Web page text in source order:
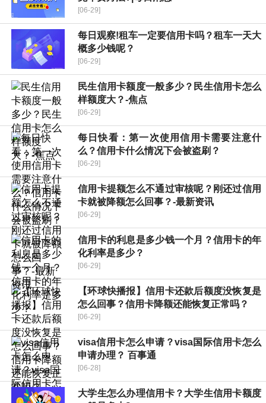
[06-29]
每日观察!租车一定要信用卡吗？租车一天大
概多少钱呢？
[06-29]
民生信用卡额度一般多少？民生信用卡怎么
样额度大？-焦点
[06-29]
每日快看：第一次使用信用卡需要注意什
么？信用卡什么情况下会被盗刷？
[06-29]
信用卡提额怎么不通过审核呢？刚还过信用
卡就被降额怎么回事？-最新资讯
[06-29]
信用卡的利息是多少钱一个月？信用卡的年
化利率是多少？
[06-29]
【环球快播报】信用卡还款后额度没恢复是
怎么回事？信用卡降额还能恢复正常吗？
[06-29]
visa信用卡怎么申请？visa国际信用卡怎么
申请办理？ 百事通
[06-28]
大学生怎么办理信用卡？大学生信用卡额度